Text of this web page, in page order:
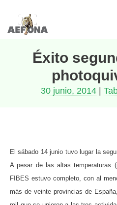
Saltar
Éxito
30 junio, 2014|
El sábado 14 junio tuvo lugar la
A pesar de las altas temperaturas
FIBES estuvo completo, con al
más de veinte provincias de